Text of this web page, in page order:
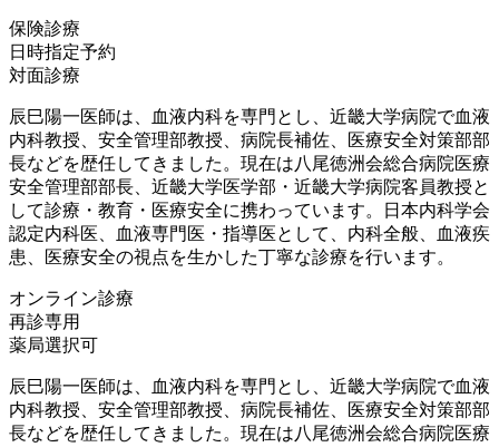
保険診療
日時指定予約
対面診療
辰巳陽一医師は、血液内科を専門とし、近畿大学病院で血液
内科教授、安全管理部教授、病院長補佐、医療安全対策部部
長などを歴任してきました。現在は八尾徳洲会総合病院医療
安全管理部部長、近畿大学医学部・近畿大学病院客員教授と
して診療・教育・医療安全に携わっています。日本内科学会
認定内科医、血液専門医・指導医として、内科全般、血液疾
患、医療安全の視点を生かした丁寧な診療を行います。
オンライン診療
再診専用
薬局選択可
辰巳陽一医師は、血液内科を専門とし、近畿大学病院で血液
内科教授、安全管理部教授、病院長補佐、医療安全対策部部
長などを歴任してきました。現在は八尾徳洲会総合病院医療